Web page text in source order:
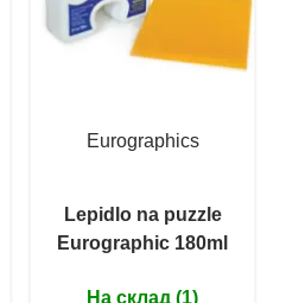
Eurographics
Lepidlo na puzzle
Eurographic 180ml
На склад (1)